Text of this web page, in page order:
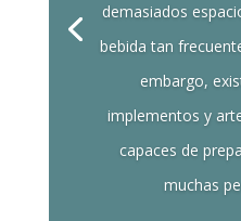
demasiados
bebida tan
embargo,
implementos y
capaces de
muchas